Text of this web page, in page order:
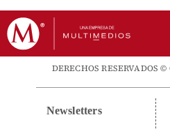
DERECHOS RESERVADOS
Newsletters